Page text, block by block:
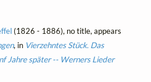
(1826 - 1886), no title, appears
, in Vierzehntes Stück. Das
Jahre später -- Werners Lieder